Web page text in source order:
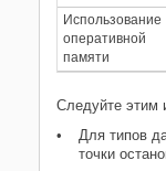
Использование
оперативной
памяти
Следуйте этим
Для типов
точки